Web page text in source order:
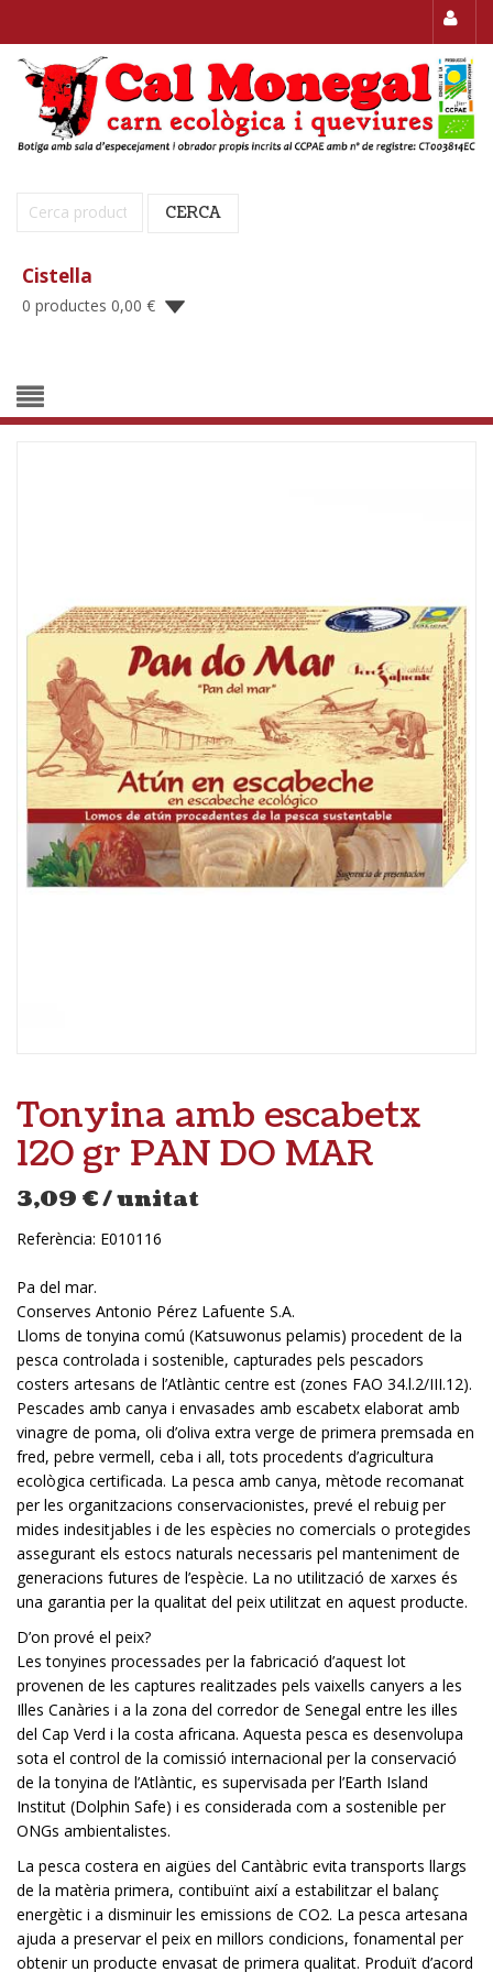
Cerca: CERCA
Cistella
0 productes 0,00 €
Tonyina amb escabetx
120 gr PAN DO MAR
3,09 €/ unitat
Referència: E010116
Pa del mar.
Conserves Antonio Pérez Lafuente S.A.
Lloms de tonyina comú (Katsuwonus pelamis) procedent de la
pesca controlada i sostenible, capturades pels pescadors
costers artesans de l’Atlàntic centre est (zones FAO 34.l.2/III.12).
Pescades amb canya i envasades amb escabetx elaborat amb
vinagre de poma, oli d’oliva extra verge de primera premsada en
fred, pebre vermell, ceba i all, tots procedents d’agricultura
ecològica certificada. La pesca amb canya, mètode recomanat
per les organitzacions conservacionistes, prevé el rebuig per
mides indesitjables i de les espècies no comercials o protegides
assegurant els estocs naturals necessaris pel manteniment de
generacions futures de l’espècie. La no utilització de xarxes és
una garantia per la qualitat del peix utilitzat en aquest producte.
D’on prové el peix?
Les tonyines processades per la fabricació d’aquest lot
provenen de les captures realitzades pels vaixells canyers a les
Illes Canàries i a la zona del corredor de Senegal entre les illes
del Cap Verd i la costa africana. Aquesta pesca es desenvolupa
sota el control de la comissió internacional per la conservació
de la tonyina de l’Atlàntic, es supervisada per l’Earth Island
Institut (Dolphin Safe) i es considerada com a sostenible per
ONGs ambientalistes.
La pesca costera en aigües del Cantàbric evita transports llargs
de la matèria primera, contibuïnt així a estabilitzar el balanç
energètic i a disminuir les emissions de CO2. La pesca artesana
ajuda a preservar el peix en millors condicions, fonamental per
obtenir un producte envasat de primera qualitat. Produït d’acord